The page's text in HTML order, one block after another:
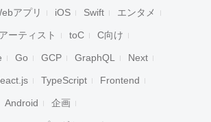
アプリ iOS Swift エンタメ
アーティスト toC C向け
Go GCP GraphQL Next
TypeScript Frontend
Android 企画